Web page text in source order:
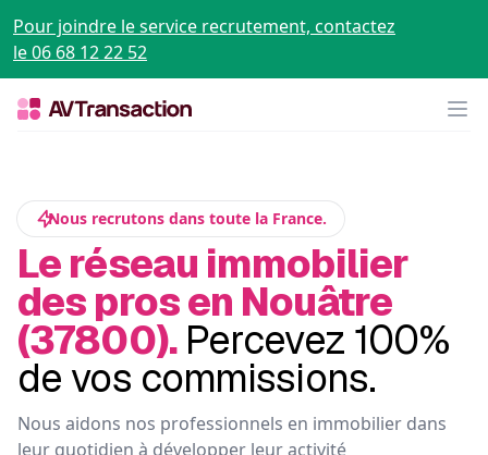
Pour joindre le service recrutement, contactez
le 06 68 12 22 52
Nous recrutons dans toute la France.
Le réseau immobilier
des pros en Nouâtre
(37800). Percevez 100%
de vos commissions.
Nous aidons nos professionnels en immobilier dans
leur quotidien à développer leur activité